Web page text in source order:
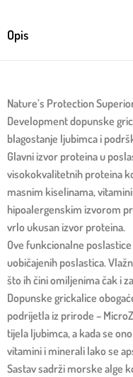
Opis
Nature’s Protection
Development dopunske
blagostanje ljubimca i
Glavni izvor proteina u
visokokvalitetnih proteina
masnim kiselinama,
hipoalergenskim izvorom
vrlo ukusan izvor proteina.
Ove funkcionalne
uobičajenih poslastica.
što ih čini omiljenima čak i
Dopunske grickalice
podrijetla iz prirode –
tijela ljubimca, a kada se
vitamini i minerali lako se
Sastav sadrži morske alge